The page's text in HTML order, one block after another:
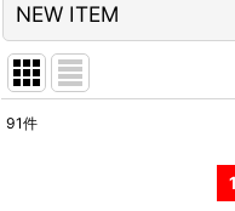
NEW ITEM
91件
1